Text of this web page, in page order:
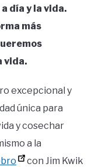
día y la vida.
más
vida.
excepcional y
única para
y cosechar
a la
con Jim Kwik